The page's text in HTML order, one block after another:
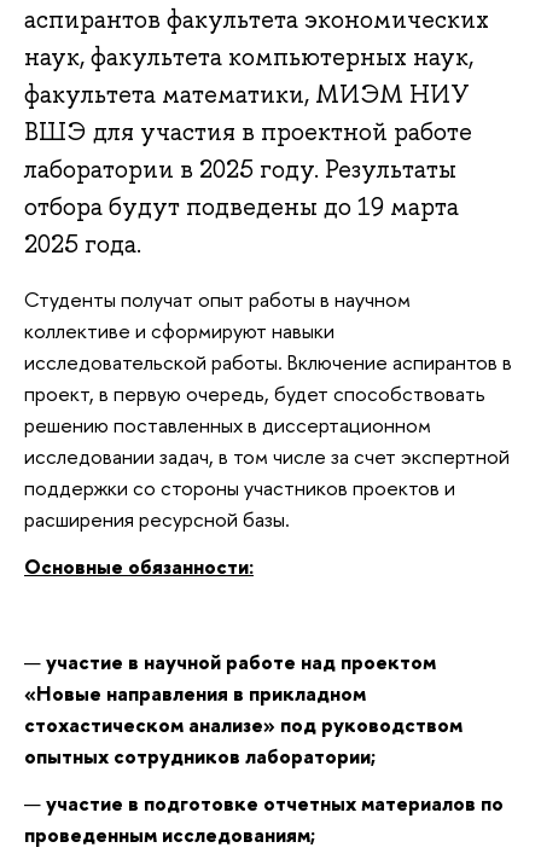
аспирантов факультета экономических
наук, факультета компьютерных наук,
факультета математики, МИЭМ НИУ
ВШЭ для участия в проектной работе
лаборатории в 2025 году. Результаты
отбора будут подведены до 19 марта
2025 года.
Студенты получат опыт работы в научном
коллективе и сформируют навыки
исследовательской работы. Включение аспирантов в
проект, в первую очередь, будет способствовать
решению поставленных в диссертационном
исследовании задач, в том числе за счет экспертной
поддержки со стороны участников проектов и
расширения ресурсной базы.
Основные обязанности:
участие в научной работе над проектом
«Новые направления в прикладном
стохастическом анализе» под руководством
опытных сотрудников лаборатории;
участие в подготовке отчетных материалов по
проведенным исследованиям;